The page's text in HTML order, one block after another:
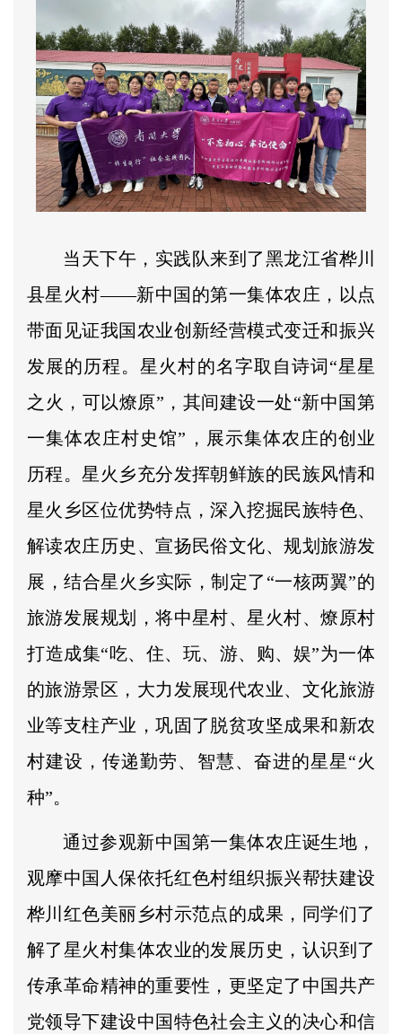
当天下午，实践队来到了黑龙江省桦川
县星火村——新中国的第一集体农庄，以点
带面见证我国农业创新经营模式变迁和振兴
发展的历程。星火村的名字取自诗词“星星
之火，可以燎原”，其间建设一处“新中国第
一集体农庄村史馆”，展示集体农庄的创业
历程。星火乡充分发挥朝鲜族的民族风情和
星火乡区位优势特点，深入挖掘民族特色、
解读农庄历史、宣扬民俗文化、规划旅游发
展，结合星火乡实际，制定了“一核两翼”的
旅游发展规划，将中星村、星火村、燎原村
打造成集“吃、住、玩、游、购、娱”为一体
的旅游景区，大力发展现代农业、文化旅游
业等支柱产业，巩固了脱贫攻坚成果和新农
村建设，传递勤劳、智慧、奋进的星星“火
种”。
通过参观新中国第一集体农庄诞生地，
观摩中国人保依托红色村组织振兴帮扶建设
桦川红色美丽乡村示范点的成果，同学们了
解了星火村集体农业的发展历史，认识到了
传承革命精神的重要性，更坚定了中国共产
党领导下建设中国特色社会主义的决心和信